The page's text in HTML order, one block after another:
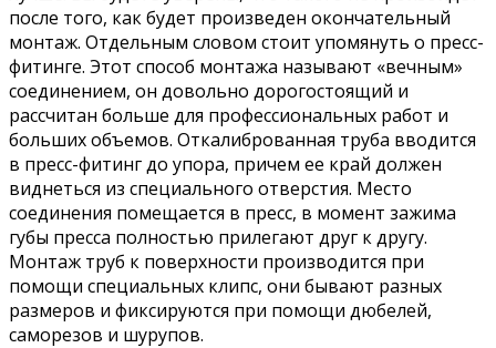
после того, как будет произведен окончательный
монтаж. Отдельным словом стоит упомянуть о пресс-
фитинге. Этот способ монтажа называют «вечным»
соединением, он довольно дорогостоящий и
рассчитан больше для профессиональных работ и
больших объемов. Откалиброванная труба вводится
в пресс-фитинг до упора, причем ее край должен
виднеться из специального отверстия. Место
соединения помещается в пресс, в момент зажима
губы пресса полностью прилегают друг к другу.
Монтаж труб к поверхности производится при
помощи специальных клипс, они бывают разных
размеров и фиксируются при помощи дюбелей,
саморезов и шурупов.